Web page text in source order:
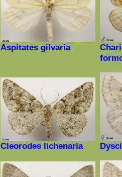
Aspitates gilvaria
Cleоrodes lichenaria